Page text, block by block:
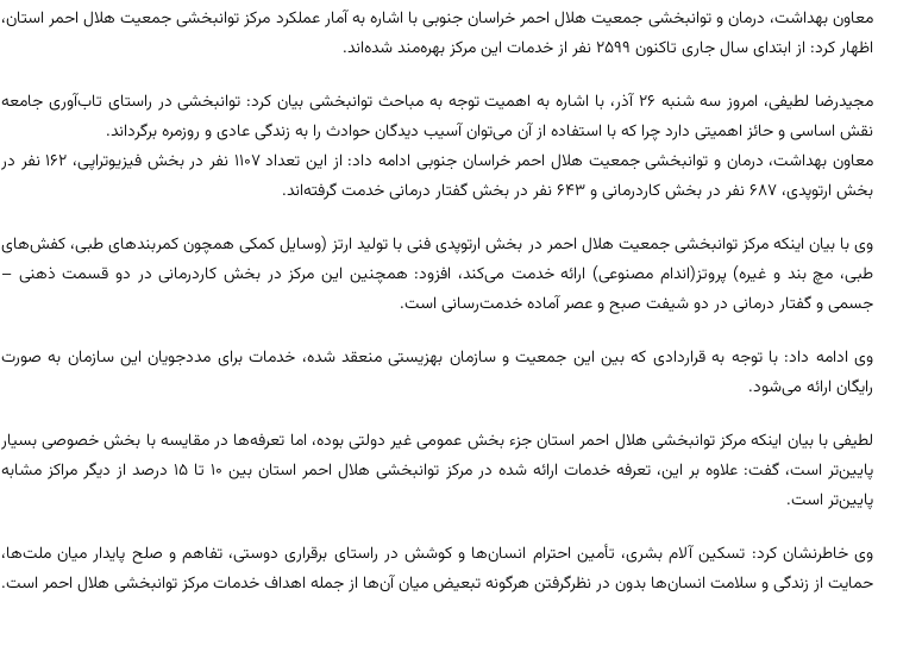
معاون بهداشت، درمان و توانبخشی جمعیت هلال احمر خراسان جنوبی با اشاره به آمار عملکرد مرکز توانبخشی جمعیت هلال احمر استان،
اظهار کرد: از ابتدای سال جاری تاکنون 2599 نفر از خدمات این مرکز بهره‌مند شده‌اند.
مجیدرضا لطیفی، امروز سه شنبه 26 آذر، با اشاره به اهمیت توجه به مباحث توانبخشی بیان کرد: توانبخشی در راستای تاب‌آوری جامعه
نقش اساسی و حائز اهمیتی دارد چرا که با استفاده از آن می‌توان آسیب دیدگان حوادث را به زندگی عادی و روزمره برگرداند.
معاون بهداشت، درمان و توانبخشی جمعیت هلال احمر خراسان جنوبی ادامه داد: از این تعداد 1107 نفر در بخش فیزیوتراپی، ۱۶۲ نفر در
بخش ارتوپدی، ۶۸۷ نفر در بخش کاردرمانی و ۶۴۳ نفر در بخش گفتار درمانی خدمت گرفته‌اند.
وی با بیان اینکه مرکز توانبخشی جمعیت هلال احمر در بخش ارتوپدی فنی با تولید ارتز (وسایل کمکی همچون کمربندهای طبی، کفش‌های
طبی، مچ بند و غیره) پروتز(اندام مصنوعی) ارائه خدمت می‌کند، افزود: همچنین این مرکز در بخش کاردرمانی در دو قسمت ذهنی –
جسمی و گفتار درمانی در دو شیفت صبح و عصر آماده خدمت‌رسانی است.
وی ادامه داد: با توجه به قراردادی که بین این جمعیت و سازمان بهزیستی منعقد شده، خدمات برای مددجویان این سازمان به صورت
رایگان ارائه می‌شود.
لطیفی با بیان اینکه مرکز توانبخشی هلال احمر استان جزء بخش عمومی غیر دولتی بوده، اما تعرفه‌ها در مقایسه با بخش خصوصی بسیار
پایین‌تر است، گفت: علاوه بر این، تعرفه خدمات ارائه شده در مرکز توانبخشی هلال احمر استان بین ۱۰ تا ۱۵ درصد از دیگر مراکز مشابه
پایین‌تر است.
وی خاطرنشان کرد: تسکین آلام بشری، تأمین احترام انسان‌ها و کوشش در راستای برقراری دوستی، تفاهم و صلح پایدار میان ملت‌ها،
حمایت از زندگی و سلامت انسان‌ها بدون در نظرگرفتن هرگونه تبعیض میان آن‌ها از جمله اهداف خدمات مرکز توانبخشی هلال احمر است.